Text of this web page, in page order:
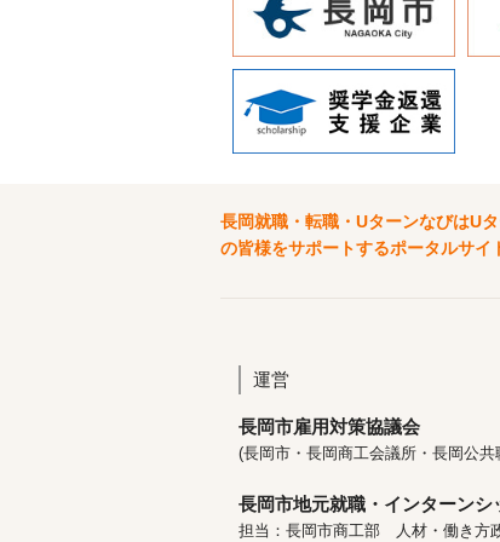
長岡就職・転職・UターンなびはU
の皆様をサポートするポータルサイ
運営
長岡市雇用対策協議会
(長岡市・長岡商工会議所・長岡公
長岡市地元就職・インターンシ
担当：長岡市商工部 人材・働き方